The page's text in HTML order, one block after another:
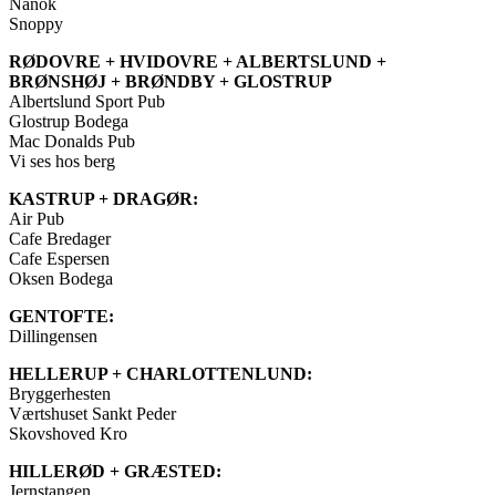
Snoppy
RØDOVRE + HVIDOVRE + ALBERTSLUND +
BRØNSHØJ + BRØNDBY + GLOSTRUP
Albertslund Sport Pub
Glostrup Bodega
Mac Donalds Pub
Vi ses hos berg
KASTRUP + DRAGØR:
Air Pub
Cafe Bredager
Cafe Espersen
Oksen Bodega
GENTOFTE:
Dillingensen
HELLERUP + CHARLOTTENLUND:
Bryggerhesten
Værtshuset Sankt Peder
Skovshoved Kro
HILLERØD + GRÆSTED:
Jernstangen